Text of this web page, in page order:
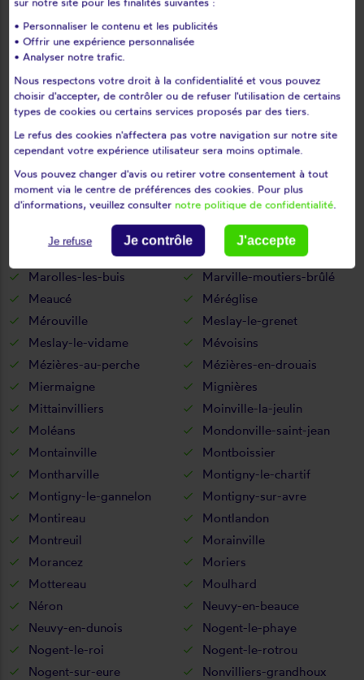
Levainville
Levesville-la-chenard
Logron
Loigny-la-bataille
Louville-la-chenard
Louvilliers-en-drouais
Louvilliers-lès-perche
Lucé
Lumeau
Luplanté
Lutz-en-dunois
Magny
Maillebois
Maintenon
Mainvilliers
Manou
Marboué
Marchezais
Marolles-les-buis
Marville-moutiers-brûlé
Meaucé
Méréglise
Mérouville
Meslay-le-grenet
Meslay-le-vidame
Mévoisins
Mézières-au-perche
Mézières-en-drouais
Miermaigne
Mignières
Mittainvilliers
Moinville-la-jeulin
Moléans
Mondonville-saint-jean
Montainville
Montboissier
Montharville
Montigny-le-chartif
Montigny-le-gannelon
Montigny-sur-avre
Montireau
Montlandon
Montreuil
Morainville
Morancez
Moriers
Mottereau
Moulhard
Néron
Neuvy-en-beauce
Neuvy-en-dunois
Nogent-le-phaye
Nogent-le-roi
Nogent-le-rotrou
Nogent-sur-eure
Nonvilliers-grandhoux
• Personnaliser le contenu et les publicités
• Offrir une expérience personnalisée
• Analyser notre trafic.
Nous respectons votre droit à la confidentialité et vous pouvez
choisir d'accepter, de contrôler ou de refuser l'utilisation de certains
types de cookies ou certains services proposés par des tiers.
Le refus des cookies n'affectera pas votre navigation sur notre site
cependant votre expérience utilisateur sera moins optimale.
Vous pouvez changer d'avis ou retirer votre consentement à tout
moment via le centre de préférences des cookies. Pour plus
d'informations, veuillez consulter notre politique de confidentialité.
Je refuse Je contrôle J'accepte